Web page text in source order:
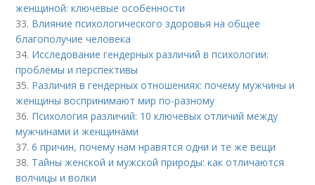
женщиной: ключевые особенности
33. Влияние психологического здоровья на общее
благополучие человека
34. Исследование гендерных различий в психологии:
проблемы и перспективы
35. Различия в гендерных отношениях: почему мужчины и
женщины воспринимают мир по-разному
36. Психология различий: 10 ключевых отличий между
мужчинами и женщинами
37.6 причин, почему нам нравятся одни и те же вещи
38. Тайны женской и мужской природы: как отличаются
волчицы и волки